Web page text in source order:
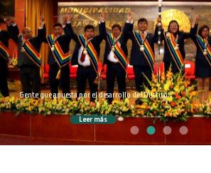
Gente que apuesta por el desarrollo del Distrito
Leer más